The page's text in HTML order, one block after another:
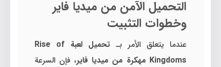
التحميل الآمن من ميديا فاير
وخطوات التثبيت
عندما يتعلق الأمر بـ
تحميل لعبة Rise of
Kingdoms مهكرة من ميديا فاير
، فإن السرعة